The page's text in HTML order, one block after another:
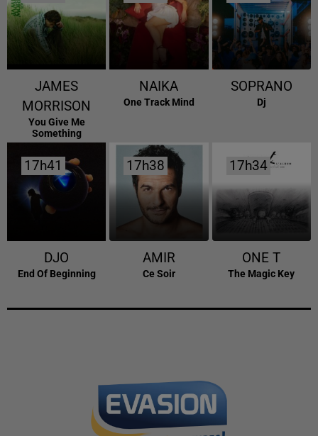
JAMES
MORRISON
You Give Me
Something
NAIKA
One Track Mind
SOPRANO
Dj
17h41
17h41
DJO
End Of Beginning
17h38
17h38
AMIR
Ce Soir
17h34
17h34
ONE T
The Magic Key